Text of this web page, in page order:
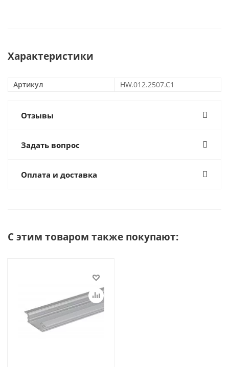
Характеристики
Артикул HW.012.2507.C1
Отзывы
Задать вопрос
Оплата и доставка
С этим товаром также покупают: